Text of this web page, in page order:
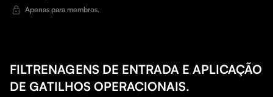
Apenas para membros.
FILTRENAGENS DE ENTRADA E APLICAÇÃO
DE GATILHOS OPERACIONAIS.